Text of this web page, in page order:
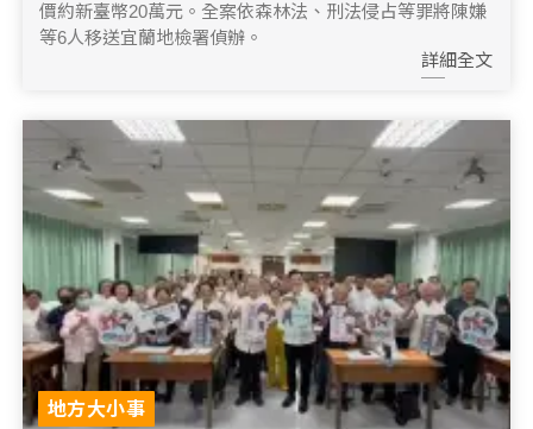
價約新臺幣20萬元。全案依森林法、刑法侵占等罪將陳嫌
等6人移送宜蘭地檢署偵辦。
詳細全文
地方大小事